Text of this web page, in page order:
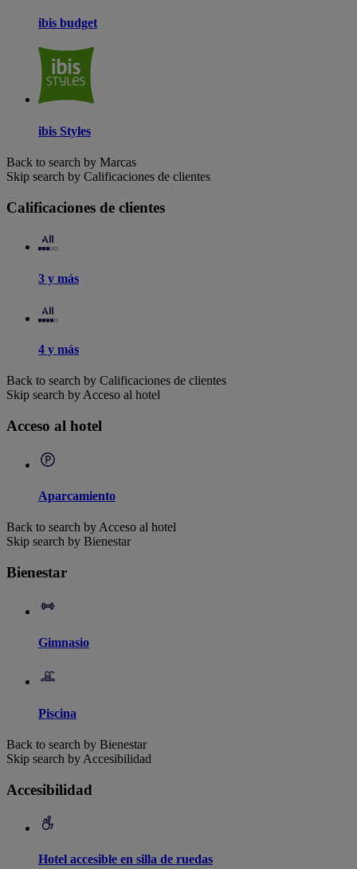
ibis budget
ibis Styles
Back to search by Marcas
Skip search by Calificaciones de clientes
Calificaciones de clientes
3 y más
4 y más
Back to search by Calificaciones de clientes
Skip search by Acceso al hotel
Acceso al hotel
Aparcamiento
Back to search by Acceso al hotel
Skip search by Bienestar
Bienestar
Gimnasio
Piscina
Back to search by Bienestar
Skip search by Accesibilidad
Accesibilidad
Hotel accesible en silla de ruedas